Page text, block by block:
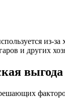
из-
и других
выгода